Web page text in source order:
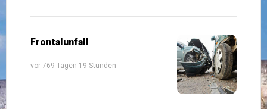
Frontalunfall
vor 769 Tagen 19 Stunden